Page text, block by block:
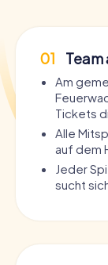
01
Am
Tickets
Alle
auf dem
Jeder
sucht